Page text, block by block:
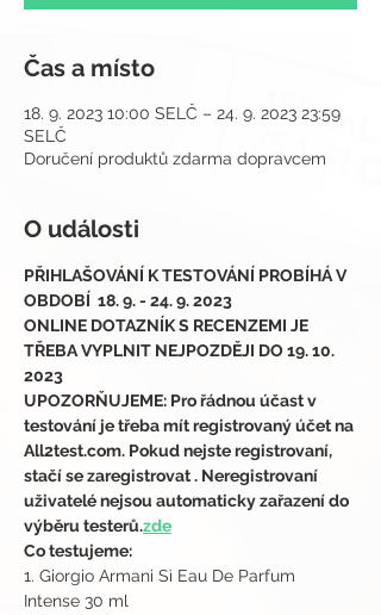
Čas a místo
18. 9. 2023 10:00 SELČ – 24. 9. 2023 23:59
SELČ
Doručení produktů zdarma dopravcem
O události
PŘIHLAŠOVÁNÍ K TESTOVÁNÍ PROBÍHÁ V
OBDOBÍ  18. 9. - 24. 9. 2023
ONLINE DOTAZNÍK S RECENZEMI JE
TŘEBA VYPLNIT NEJPOZDĚJI DO 19. 10.
2023
UPOZORŇUJEME: Pro řádnou účast v
testování je třeba mít registrovaný účet na
All2test.com. Pokud nejste registrovaní,
stačí se zaregistrovat . Neregistrovaní
uživatelé nejsou automaticky zařazení do
výběru testerů.zde
Co testujeme:
1. Giorgio Armani Sì Eau De Parfum
Intense 30 ml